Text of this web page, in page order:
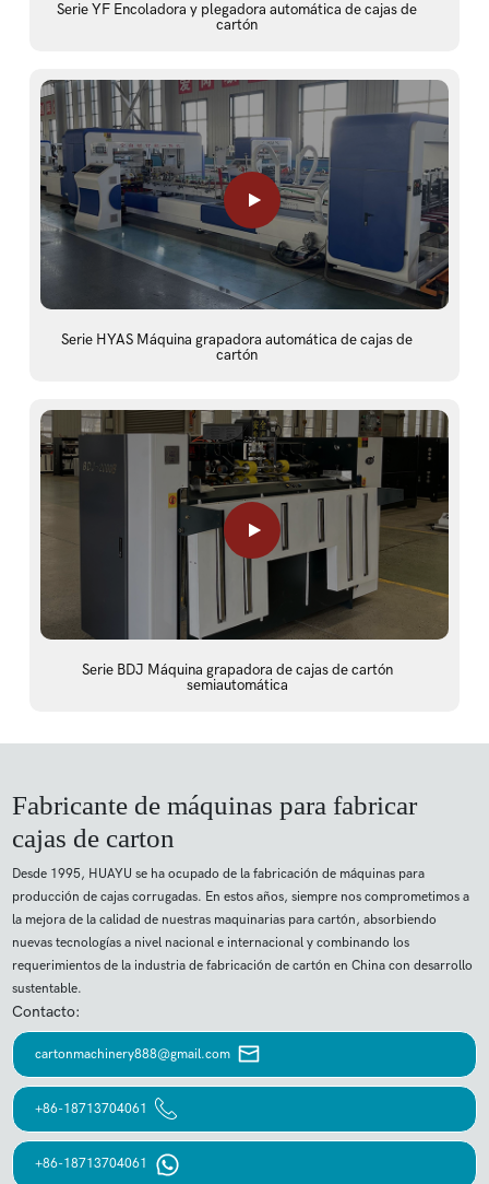
Serie YF Encoladora y plegadora automática de cajas de
cartón
Serie HYAS Máquina grapadora automática de cajas de
cartón
Serie BDJ Máquina grapadora de cajas de cartón
semiautomática
Fabricante de máquinas para fabricar
cajas de carton
Desde 1995, HUAYU se ha ocupado de la fabricación de máquinas para
producción de cajas corrugadas. En estos años, siempre nos comprometimos a
la mejora de la calidad de nuestras maquinarias para cartón, absorbiendo
nuevas tecnologías a nivel nacional e internacional y combinando los
requerimientos de la industria de fabricación de cartón en China con desarrollo
sustentable.
Contacto:
cartonmachinery888@gmail.com
+86-18713704061
+86-18713704061